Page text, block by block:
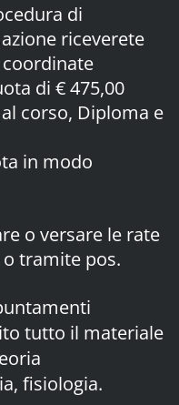
di
riceverete
di € 475,00
corso, Diploma e
in modo
o versare le rate
tramite pos.
tutto il materiale
fisiologia.